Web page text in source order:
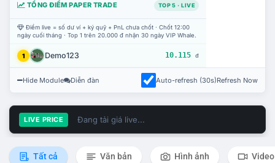
TỔNG ĐIỂM PAPER TRADE TOP 5 · LIVE
Điểm live = số dư ví + ký quỹ + PnL chưa chốt · Chốt 12:00
ngày cuối tháng · Top 1 trên 20.000 đ nhận 30 ngày VIP Whale.
1 Demo123 10.115 đ
Hide Module Diễn đàn Auto-refresh (30s)Refresh Now
LIVE PRICE Đang tải giá live...
Tất cả Văn bản Hình ảnh Video